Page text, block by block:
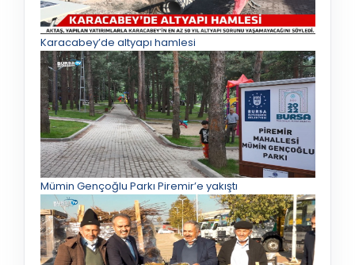
Karacabey’de altyapı hamlesi
Mümin Gençoğlu Parkı Piremir’e yakıştı